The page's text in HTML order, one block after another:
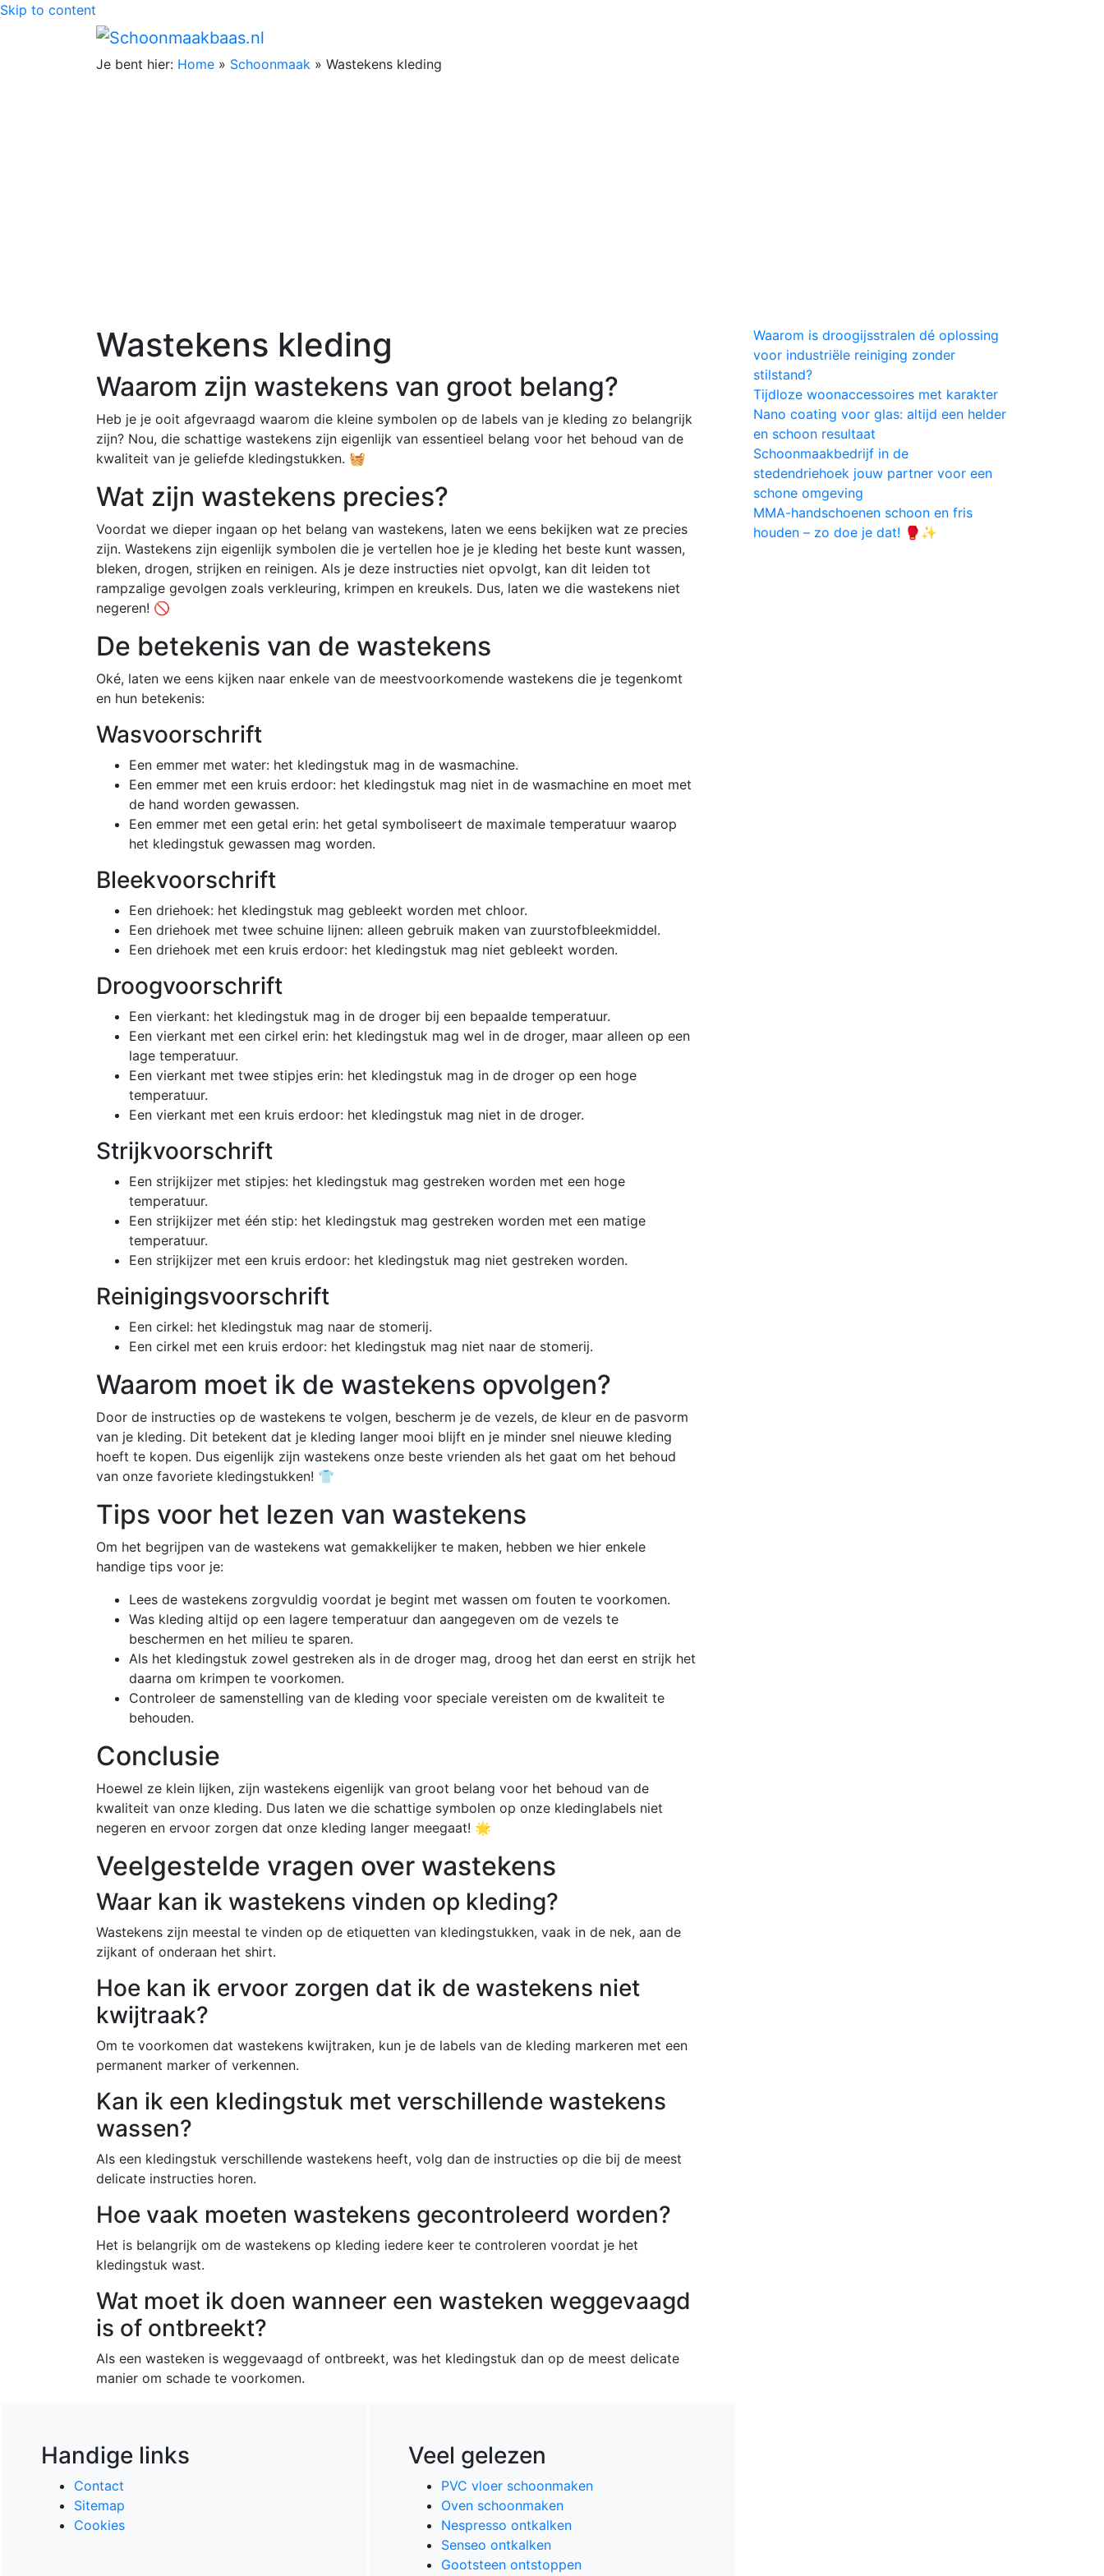
Skip to content
Je bent hier: Home » Schoonmaak » Wastekens kleding
Wastekens kleding
Waarom zijn wastekens van groot belang?
Heb je je ooit afgevraagd waarom die kleine symbolen op de labels van je kleding zo belangrijk
zijn? Nou, die schattige wastekens zijn eigenlijk van essentieel belang voor het behoud van de
kwaliteit van je geliefde kledingstukken. 🧺
Wat zijn wastekens precies?
Voordat we dieper ingaan op het belang van wastekens, laten we eens bekijken wat ze precies
zijn. Wastekens zijn eigenlijk symbolen die je vertellen hoe je je kleding het beste kunt wassen,
bleken, drogen, strijken en reinigen. Als je deze instructies niet opvolgt, kan dit leiden tot
rampzalige gevolgen zoals verkleuring, krimpen en kreukels. Dus, laten we die wastekens niet
negeren! 🚫
De betekenis van de wastekens
Oké, laten we eens kijken naar enkele van de meestvoorkomende wastekens die je tegenkomt
en hun betekenis:
Wasvoorschrift
Een emmer met water: het kledingstuk mag in de wasmachine.
Een emmer met een kruis erdoor: het kledingstuk mag niet in de wasmachine en moet met
de hand worden gewassen.
Een emmer met een getal erin: het getal symboliseert de maximale temperatuur waarop
het kledingstuk gewassen mag worden.
Bleekvoorschrift
Een driehoek: het kledingstuk mag gebleekt worden met chloor.
Een driehoek met twee schuine lijnen: alleen gebruik maken van zuurstofbleekmiddel.
Een driehoek met een kruis erdoor: het kledingstuk mag niet gebleekt worden.
Droogvoorschrift
Een vierkant: het kledingstuk mag in de droger bij een bepaalde temperatuur.
Een vierkant met een cirkel erin: het kledingstuk mag wel in de droger, maar alleen op een
lage temperatuur.
Een vierkant met twee stipjes erin: het kledingstuk mag in de droger op een hoge
temperatuur.
Een vierkant met een kruis erdoor: het kledingstuk mag niet in de droger.
Strijkvoorschrift
Een strijkijzer met stipjes: het kledingstuk mag gestreken worden met een hoge
temperatuur.
Een strijkijzer met één stip: het kledingstuk mag gestreken worden met een matige
temperatuur.
Een strijkijzer met een kruis erdoor: het kledingstuk mag niet gestreken worden.
Reinigingsvoorschrift
Een cirkel: het kledingstuk mag naar de stomerij.
Een cirkel met een kruis erdoor: het kledingstuk mag niet naar de stomerij.
Waarom moet ik de wastekens opvolgen?
Door de instructies op de wastekens te volgen, bescherm je de vezels, de kleur en de pasvorm
van je kleding. Dit betekent dat je kleding langer mooi blijft en je minder snel nieuwe kleding
hoeft te kopen. Dus eigenlijk zijn wastekens onze beste vrienden als het gaat om het behoud
van onze favoriete kledingstukken! 👕
Tips voor het lezen van wastekens
Om het begrijpen van de wastekens wat gemakkelijker te maken, hebben we hier enkele
handige tips voor je:
Lees de wastekens zorgvuldig voordat je begint met wassen om fouten te voorkomen.
Was kleding altijd op een lagere temperatuur dan aangegeven om de vezels te
beschermen en het milieu te sparen.
Als het kledingstuk zowel gestreken als in de droger mag, droog het dan eerst en strijk het
daarna om krimpen te voorkomen.
Controleer de samenstelling van de kleding voor speciale vereisten om de kwaliteit te
behouden.
Conclusie
Hoewel ze klein lijken, zijn wastekens eigenlijk van groot belang voor het behoud van de
kwaliteit van onze kleding. Dus laten we die schattige symbolen op onze kledinglabels niet
negeren en ervoor zorgen dat onze kleding langer meegaat! 🌟
Veelgestelde vragen over wastekens
Waar kan ik wastekens vinden op kleding?
Wastekens zijn meestal te vinden op de etiquetten van kledingstukken, vaak in de nek, aan de
zijkant of onderaan het shirt.
Hoe kan ik ervoor zorgen dat ik de wastekens niet
kwijtraak?
Om te voorkomen dat wastekens kwijtraken, kun je de labels van de kleding markeren met een
permanent marker of verkennen.
Kan ik een kledingstuk met verschillende wastekens
wassen?
Als een kledingstuk verschillende wastekens heeft, volg dan de instructies op die bij de meest
delicate instructies horen.
Hoe vaak moeten wastekens gecontroleerd worden?
Het is belangrijk om de wastekens op kleding iedere keer te controleren voordat je het
kledingstuk wast.
Wat moet ik doen wanneer een wasteken weggevaagd
is of ontbreekt?
Als een wasteken is weggevaagd of ontbreekt, was het kledingstuk dan op de meest delicate
manier om schade te voorkomen.
Waarom is droogijsstralen dé oplossing
voor industriële reiniging zonder
stilstand?
Tijdloze woonaccessoires met karakter
Nano coating voor glas: altijd een helder
en schoon resultaat
Schoonmaakbedrijf in de
stedendriehoek jouw partner voor een
schone omgeving
MMA-handschoenen schoon en fris
houden – zo doe je dat! 🥊✨
Handige links
Contact
Sitemap
Cookies
Veel gelezen
PVC vloer schoonmaken
Oven schoonmaken
Nespresso ontkalken
Senseo ontkalken
Gootsteen ontstoppen